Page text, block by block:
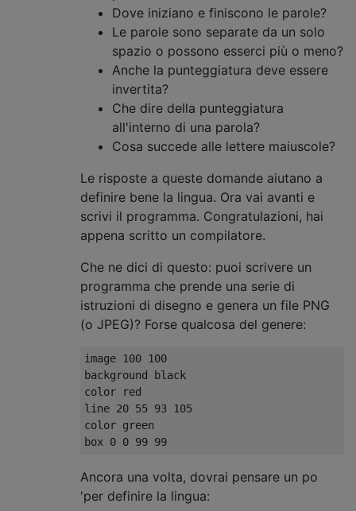
Dove iniziano e finiscono le parole?
Le parole sono separate da un solo
spazio o possono esserci più o meno?
Anche la punteggiatura deve essere
invertita?
Che dire della punteggiatura
all'interno di una parola?
Cosa succede alle lettere maiuscole?
Le risposte a queste domande aiutano a
definire bene la lingua. Ora vai avanti e
scrivi il programma. Congratulazioni, hai
appena scritto un compilatore.
Che ne dici di questo: puoi scrivere un
programma che prende una serie di
istruzioni di disegno e genera un file PNG
(o JPEG)? Forse qualcosa del genere:
image 100 100
background black
color red
line 20 55 93 105
color green
Ancora una volta, dovrai pensare un po
'per definire la lingua: